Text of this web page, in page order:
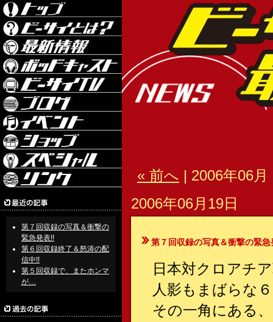
第７回収録の写真＆衝撃の
緊急発表!!
第６回収録終了＆怒涛の配
信中!!
第５回収録で、またホンマ
が…
« 前へ | 2006年06
2006年06月19日
第７回収録の写真＆衝撃の緊急
日本対クロアチ
人影もまばらな
その一角にある